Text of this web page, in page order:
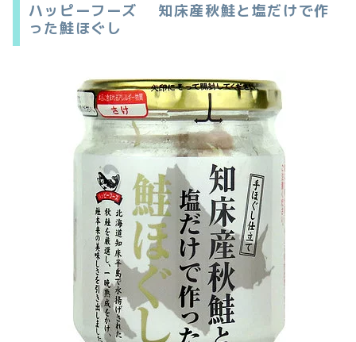
ハッピーフーズ 知床産秋鮭と塩だけで作
った鮭ほぐし